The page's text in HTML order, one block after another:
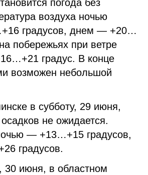
погода без
воздуха ночью
градусов, днем — +20…
побережьях при ветре
градус. В конце
возможен небольшой
в субботу, 29 июня,
не ожидается.
— +13…+15 градусов,
градусов.
30 июня, в областном